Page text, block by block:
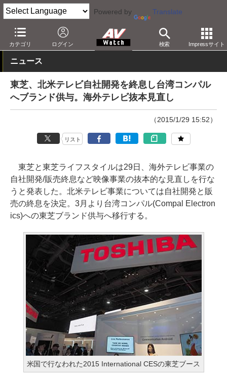
Powered by Translate
カテゴリ ログイン 検索 Impressサイト
AV Watch 製品 テレビ 東芝
ニュース
東芝、北米テレビ自社開発を終息し台湾コンパル
へブランド供与。海外テレビ抜本見直し
（2015/1/29 15:52）
リスト
東芝と東芝ライフスタイルは29日、海外テレビ事業の
自社開発/販売終息など映像事業の抜本的な見直しを行な
うと発表した。北米テレビ事業については自社開発と販
売の終息を決定。3月より台湾コンパル(Compal Electron
ics)への東芝ブランド供与へ移行する。
米国で行なわれた2015 International CESの東芝ブース